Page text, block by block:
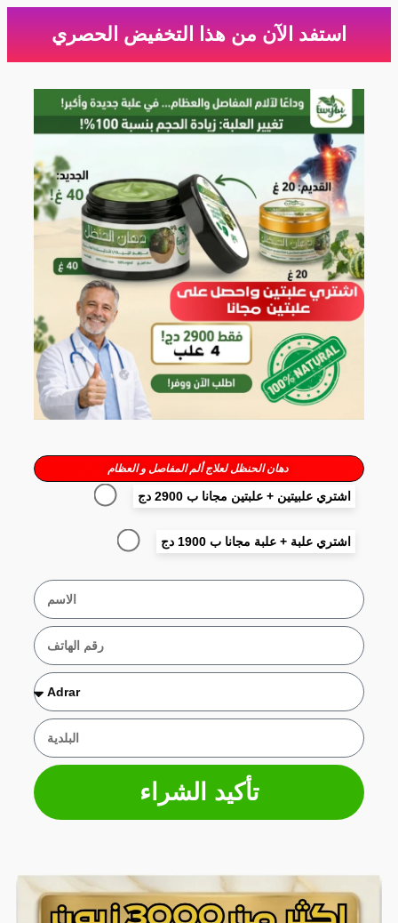
استفد الآن من هذا التخفيض الحصري
دهان الحنظل لعلاج ألم المفاصل و العظام
اشتري علبيتين + علبتين مجانا ب 2900 دج
اشتري علبة + علبة مجانا ب 1900 دج
تأكيد الشراء